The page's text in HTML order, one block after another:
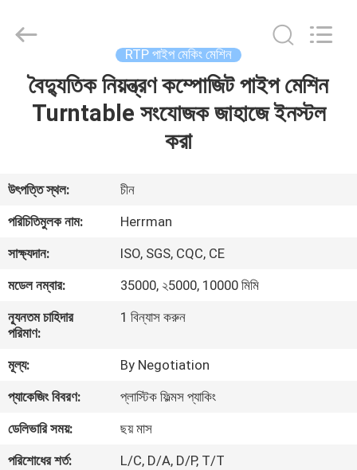
বাড়ি
আমাদের
সম্পর্কে
কারখানা
ভ্রমণ
নিয়ন্ত্রণ
যোগাযোগ
করুন
Rights
Reserved.
RTP পাইপ মেকিং মেশিন
বৈদ্যুতিক নিয়ন্ত্রণ কম্পোজিট পাইপ মেশিন
Turntable সংযোজক জাহাজে ইনস্টল
করা
উৎপত্তি স্থল:
চীন
পরিচিতিমুলক নাম:
Herrman
সাক্ষ্যদান:
ISO, SGS, CQC, CE
মডেল নম্বার:
35000, ২5000, 10000 মিমি
ন্যূনতম চাহিদার
পরিমাণ:
1 বিন্যাস করুন
মূল্য:
By Negotiation
প্যাকেজিং বিবরণ:
প্লাস্টিক ফিল্মস প্যাকিং
ডেলিভারি সময়:
ছয় মাস
পরিশোধের শর্ত:
L/C, D/A, D/P, T/T